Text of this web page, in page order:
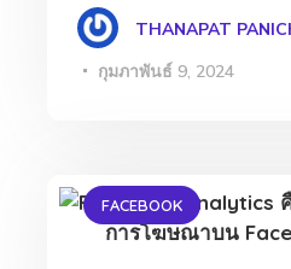
THANAPAT
กุมภาพันธ์ 9, 2024
FACEBOOK